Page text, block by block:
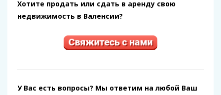
Хотите продать или сдать в аренду свою
недвижимость в Валенсии?
У Вас есть вопросы? Мы ответим на любой Ваш